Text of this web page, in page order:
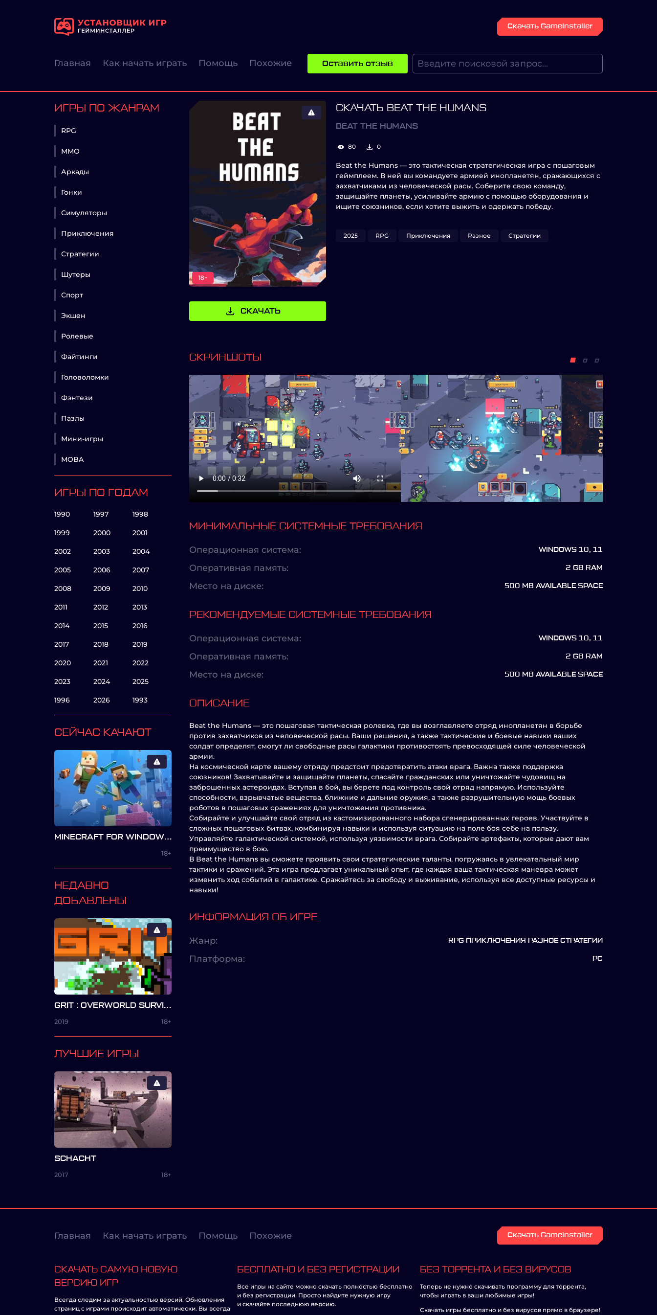
Скачать GameInstaller
Главная Как начать играть Помощь Похожие Оставить отзыв
ИГРЫ ПО ЖАНРАМ
RPG
MMO
Аркады
Гонки
Симуляторы
Приключения
Стратегии
Шутеры
Спорт
Экшен
Ролевые
Файтинги
Головоломки
Фэнтези
Пазлы
Мини-игры
MOBA
ИГРЫ ПО ГОДАМ
1990 1997 1998
1999 2000 2001
2002 2003 2004
2005 2006 2007
2008 2009 2010
2011 2012 2013
2014 2015 2016
2017 2018 2019
2020 2021 2022
2023 2024 2025
1996 2026 1993
СЕЙЧАС КАЧАЮТ
MINECRAFT FOR WINDOWS — BEDROCK EDITION
18+
НЕДАВНО
ДОБАВЛЕНЫ
GRIT : OVERWORLD SURVIVAL
2019 18+
ЛУЧШИЕ ИГРЫ
SCHACHT
2017 18+
18+
СКАЧАТЬ
СКАЧАТЬ BEAT THE HUMANS
BEAT THE HUMANS
80 0
Beat the Humans — это тактическая стратегическая игра с пошаговым
геймплеем. В ней вы командуете армией инопланетян, сражающихся с
захватчиками из человеческой расы. Соберите свою команду,
защищайте планеты, усиливайте армию с помощью оборудования и
ищите союзников, если хотите выжить и одержать победу.
2025 RPG Приключения Разное Стратегии
СКРИНШОТЫ
МИНИМАЛЬНЫЕ СИСТЕМНЫЕ ТРЕБОВАНИЯ
Операционная система: WINDOWS 10, 11
Оперативная память: 2 GB RAM
Место на диске: 500 MB AVAILABLE SPACE
РЕКОМЕНДУЕМЫЕ СИСТЕМНЫЕ ТРЕБОВАНИЯ
Операционная система: WINDOWS 10, 11
Оперативная память: 2 GB RAM
Место на диске: 500 MB AVAILABLE SPACE
ОПИСАНИЕ
Beat the Humans — это пошаговая тактическая ролевка, где вы возглавляете отряд инопланетян в борьбе
против захватчиков из человеческой расы. Ваши решения, а также тактические и боевые навыки ваших
солдат определят, смогут ли свободные расы галактики противостоять превосходящей силе человеческой
армии.
На космической карте вашему отряду предстоит предотвратить атаки врага. Важна также поддержка
союзников! Захватывайте и защищайте планеты, спасайте гражданских или уничтожайте чудовищ на
заброшенных астероидах. Вступая в бой, вы берете под контроль свой отряд напрямую. Используйте
способности, взрывчатые вещества, ближние и дальние оружия, а также разрушительную мощь боевых
роботов в пошаговых сражениях для уничтожения противника.
Собирайте и улучшайте свой отряд из кастомизированного набора сгенерированных героев. Участвуйте в
сложных пошаговых битвах, комбинируя навыки и используя ситуацию на поле боя себе на пользу.
Управляйте галактической системой, используя уязвимости врага. Собирайте артефакты, которые дают вам
преимущество в бою.
В Beat the Humans вы сможете проявить свои стратегические таланты, погружаясь в увлекательный мир
тактики и сражений. Эта игра предлагает уникальный опыт, где каждая ваша тактическая маневра может
изменить ход событий в галактике. Сражайтесь за свободу и выживание, используя все доступные ресурсы и
навыки!
ИНФОРМАЦИЯ ОБ ИГРЕ
Жанр: RPG ПРИКЛЮЧЕНИЯ РАЗНОЕ СТРАТЕГИИ
Платформа: PC
Главная Как начать играть Помощь Похожие Скачать GameInstaller
СКАЧАТЬ САМУЮ НОВУЮ
ВЕРСИЮ ИГР
Всегда следим за актуальностью версий. Обновления
страниц с играми происходит автоматически. Вы всегда
БЕСПЛАТНО И БЕЗ РЕГИСТРАЦИИ
Все игры на сайте можно скачать полностью бесплатно
и без регистрации. Просто найдите нужную игру
и скачайте последнюю версию.
БЕЗ ТОРРЕНТА И БЕЗ ВИРУСОВ
Теперь не нужно скачивать программу для торрента,
чтобы играть в ваши любимые игры!
Скачать игры бесплатно и без вирусов прямо в браузере!